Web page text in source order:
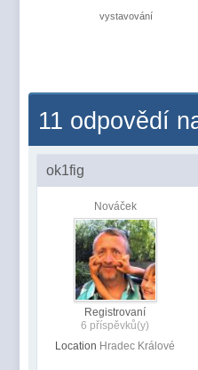
vystavování
11 odpovědí
ok1fig
Nováček
Registrovaní
6 příspěvků(y)
Location Hradec Králové